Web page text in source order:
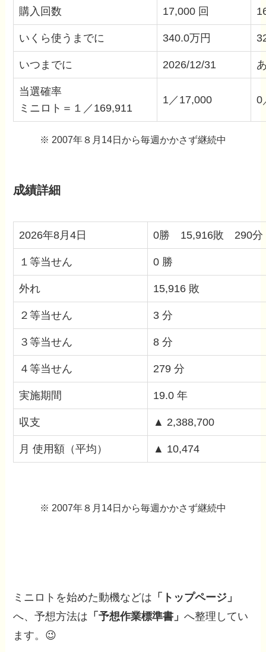
購入回数 17,000 回
いくら使うまでに 340.0万円
いつまでに 2026/12/31
当選確率
ミニロト＝１／169,911
1／17,000 0
※ 2007年８月14日から毎週かかさず継続中
成績詳細
2026年8月4日 0勝 15,916敗 290分
１等当せん 0 勝
外れ 15,916 敗
２等当せん 3 分
３等当せん 8 分
４等当せん 279 分
実施期間 19.0 年
収支 ▲ 2,388,700
月 使用額（平均） ▲ 10,474
※ 2007年８月14日から毎週かかさず継続中
ミニロトを始めた動機などは 「トップページ」
へ、予想方法は 「予想作業標準書」へ整理してい
ます。😉